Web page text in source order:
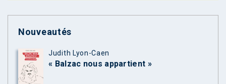
Nouveautés
Judith Lyon-Caen
« Balzac nous appartient »